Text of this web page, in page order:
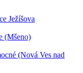
Ježíšova
(Mšeno)
(Nová Ves nad